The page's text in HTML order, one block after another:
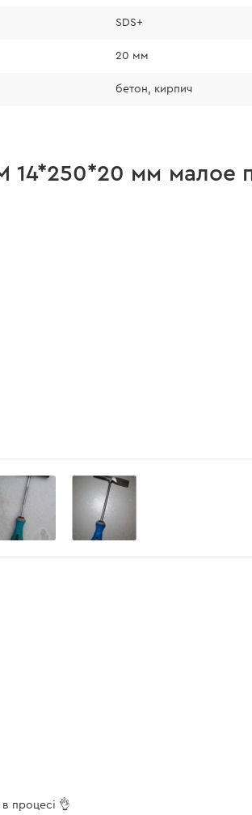
SDS+
20 мм
бетон, кирпич
мм малое
процесі 👌